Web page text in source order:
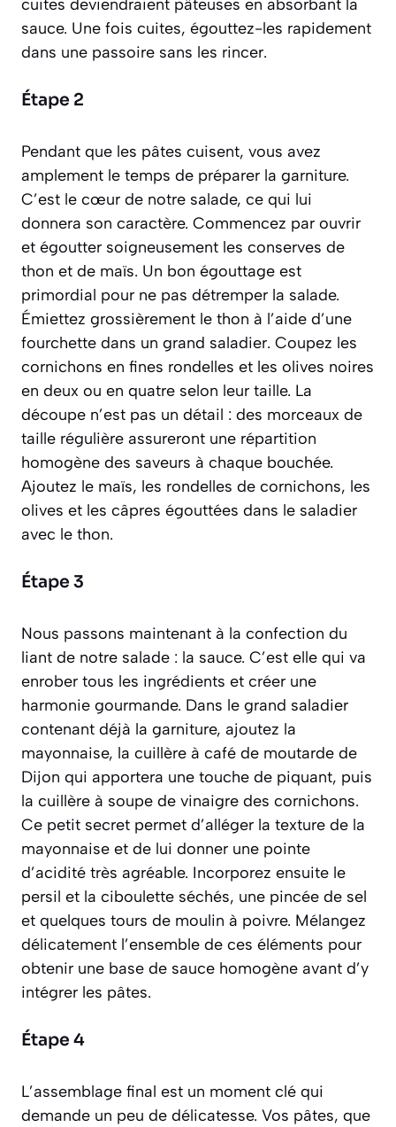
cuites deviendraient pâteuses en absorbant la
sauce. Une fois cuites, égouttez-les rapidement
dans une passoire sans les rincer.
Étape 2
Pendant que les pâtes cuisent, vous avez
amplement le temps de préparer la garniture.
C’est le cœur de notre salade, ce qui lui
donnera son caractère. Commencez par ouvrir
et égoutter soigneusement les conserves de
thon et de maïs. Un bon égouttage est
primordial pour ne pas détremper la salade.
Émiettez grossièrement le thon à l’aide d’une
fourchette dans un grand saladier. Coupez les
cornichons en fines rondelles et les olives noires
en deux ou en quatre selon leur taille. La
découpe n’est pas un détail : des morceaux de
taille régulière assureront une répartition
homogène des saveurs à chaque bouchée.
Ajoutez le maïs, les rondelles de cornichons, les
olives et les câpres égouttées dans le saladier
avec le thon.
Étape 3
Nous passons maintenant à la confection du
liant de notre salade : la sauce. C’est elle qui va
enrober tous les ingrédients et créer une
harmonie gourmande. Dans le grand saladier
contenant déjà la garniture, ajoutez la
mayonnaise, la cuillère à café de moutarde de
Dijon qui apportera une touche de piquant, puis
la cuillère à soupe de vinaigre des cornichons.
Ce petit secret permet d’alléger la texture de la
mayonnaise et de lui donner une pointe
d’acidité très agréable. Incorporez ensuite le
persil et la ciboulette séchés, une pincée de sel
et quelques tours de moulin à poivre. Mélangez
délicatement l’ensemble de ces éléments pour
obtenir une base de sauce homogène avant d’y
intégrer les pâtes.
Étape 4
L’assemblage final est un moment clé qui
demande un peu de délicatesse. Vos pâtes, que